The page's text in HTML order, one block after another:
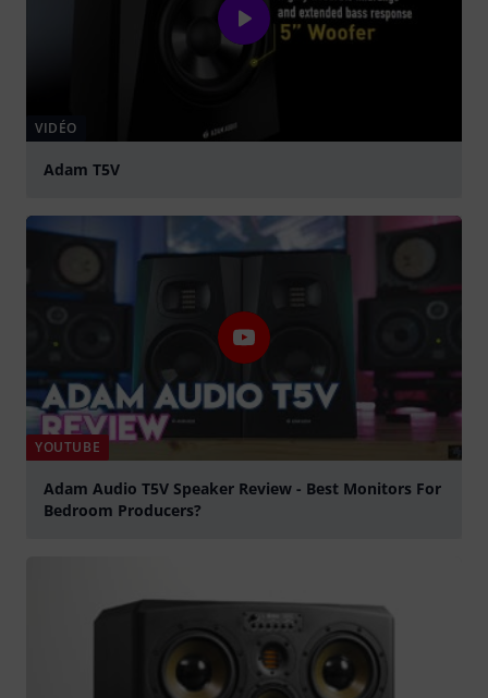
VIDÉO
Adam T5V
YOUTUBE
Adam Audio T5V Speaker Review - Best Monitors For
Bedroom Producers?